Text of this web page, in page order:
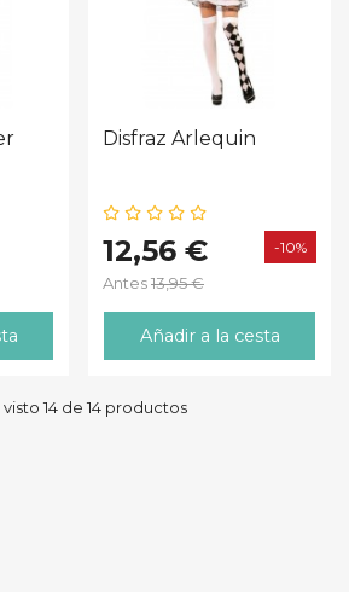
Disfraz Arlequin
12,56 €
Antes13,95 €
-10%
Añadir a la cesta
visto 14 de 14 productos